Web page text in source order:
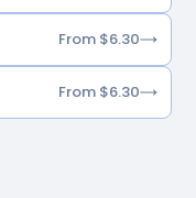
From $6.30
From $6.30